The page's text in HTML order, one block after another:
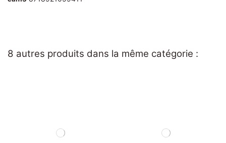
8 autres produits dans la même catégorie :